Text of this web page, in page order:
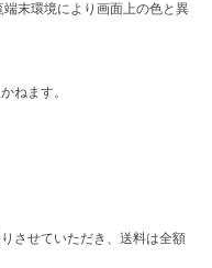
末環境により画面上の色と異
ねます。
させていただき、送料は全額